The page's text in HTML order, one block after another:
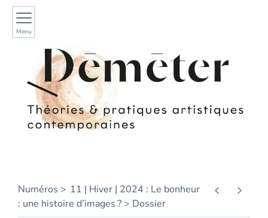
Menu
Numéros
11 | Hiver | 2024 : Le bonheur
: une histoire d’images ?
Dossier